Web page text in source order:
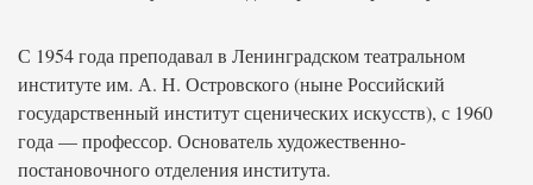
С 1954 года преподавал в Ленинградском театральном
институте им. А. Н. Островского (ныне Российский
государственный институт сценических искусств), с 1960
года — профессор. Основатель художественно-
постановочного отделения института.